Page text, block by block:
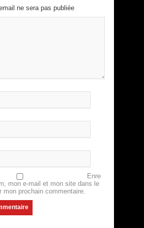
ne sera pas publiée
Enre
mon e-mail et mon site dans le
mon prochain commentaire.